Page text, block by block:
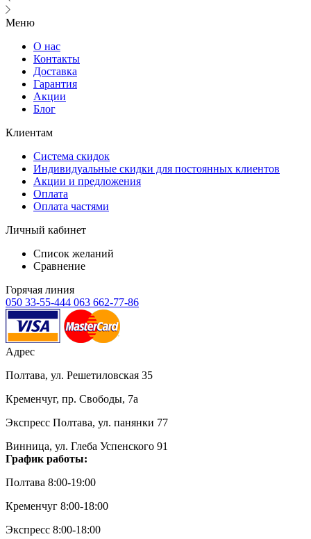
Меню
О нас
Контакты
Доставка
Гарантия
Акции
Блог
Клиентам
Система скидок
Индивидуальные скидки для постоянных клиентов
Акции и предложения
Оплата
Оплата частями
Личный кабинет
Список желаний
Сравнение
Горячая линия
050 33-55-444 063 662-77-86
Адрес
Полтава, ул. Решетиловская 35
Кременчуг, пр. Свободы, 7а
Экспресс Полтава, ул. панянки 77
Винница, ул. Глеба Успенского 91
График работы:
Полтава 8:00-19:00
Кременчуг 8:00-18:00
Экспресс 8:00-18:00